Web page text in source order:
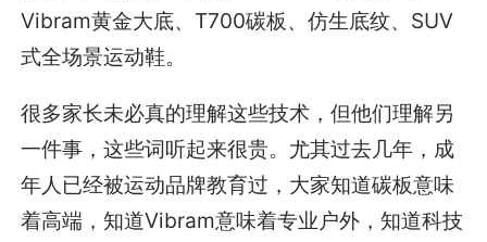
Vibram黄金大底、T700碳板、仿生底纹、SUV
式全场景运动鞋。
很多家长未必真的理解这些技术，但他们理解另
一件事，这些词听起来很贵。尤其过去几年，成
年人已经被运动品牌教育过，大家知道碳板意味
着高端，知道Vibram意味着专业户外，知道科技